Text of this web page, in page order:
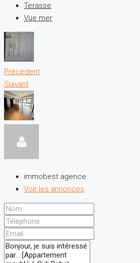
Terasse
Vue mer
Précèdent
Suivant
immobest agence
Voir les annonces